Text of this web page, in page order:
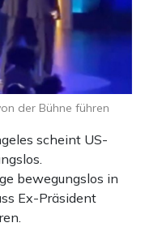
scheint US-
bewegungslos in
Ex-Präsident
der Bühne führen